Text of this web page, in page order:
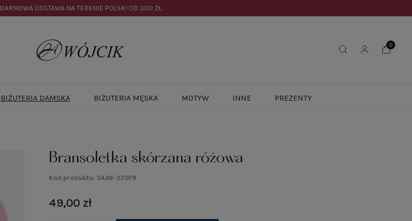
DARMOWA DOSTAWA NA TERENIE POLSKI OD 300 ZŁ
BIŻUTERIA DAMSKA BIŻUTERIA MĘSKA MOTYW INNE PREZENTY
Bransoletka skórzana różowa
Kod produktu: 3A46-270F9
49,00 zł